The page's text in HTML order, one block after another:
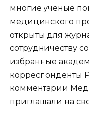
многие ученые
медицинского
открыты для
сотрудничеству
избранные
корреспонденты
комментарии
приглашали на